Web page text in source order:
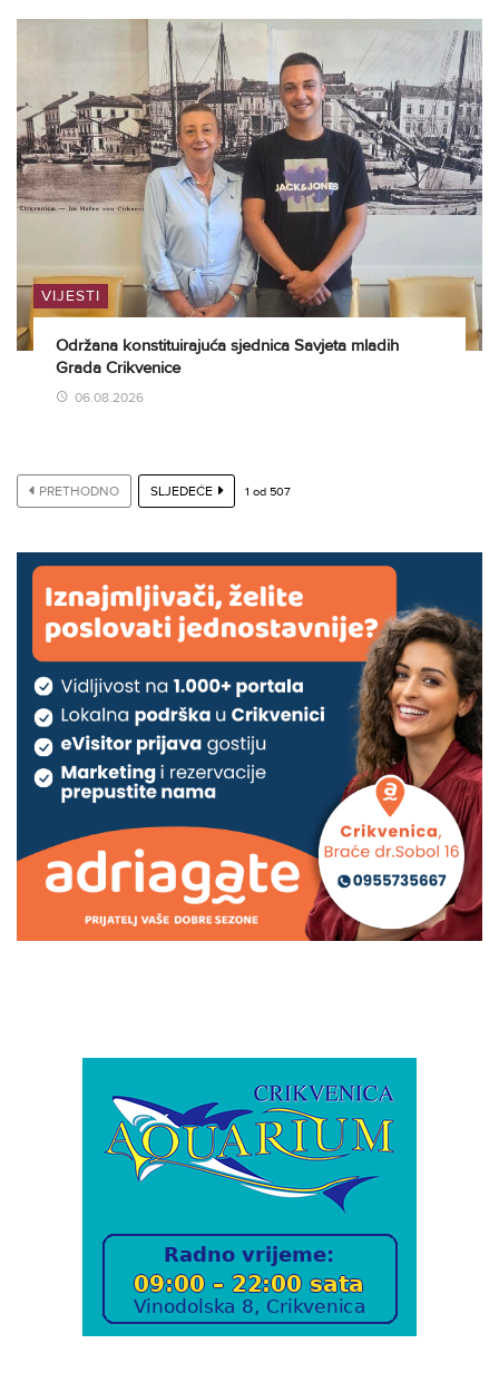
VIJESTI
Održana konstituirajuća sjednica Savjeta mladih
Grada Crikvenice
06.08.2026
PRETHODNO SLJEDEĆE 1 od 507